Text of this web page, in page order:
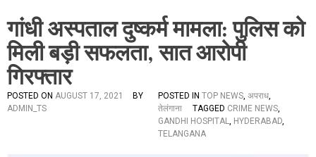
गांधी अस्पताल दुष्कर्म मामला: पुलिस को
मिली बड़ी सफलता, सात आरोपी
गिरफ्तार
POSTED ON AUGUST 17, 2021
BY
ADMIN_TS
POSTED IN TOP NEWS, अपराध,
तेलंगाना
TAGGED CRIME NEWS,
GANDHI HOSPITAL, HYDERABAD,
TELANGANA